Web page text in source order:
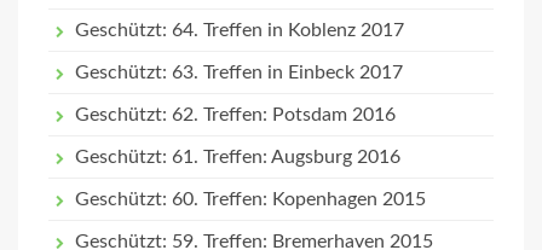
Geschützt: 64. Treffen in Koblenz 2017
Geschützt: 63. Treffen in Einbeck 2017
Geschützt: 62. Treffen: Potsdam 2016
Geschützt: 61. Treffen: Augsburg 2016
Geschützt: 60. Treffen: Kopenhagen 2015
Geschützt: 59. Treffen: Bremerhaven 2015